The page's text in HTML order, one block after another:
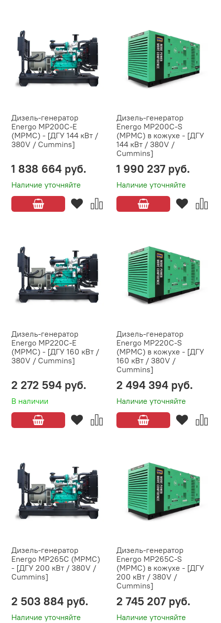
Дизель-генератор
Energo MP200C-E
(MPMC) - [ДГУ 144 кВт /
380V / Cummins]
Наличие уточняйте
1 838 664 руб.
Дизель-генератор
Energo MP200C-S
(MPMC) в кожухе - [ДГУ
144 кВт / 380V /
Cummins]
Наличие уточняйте
1 990 237 руб.
Дизель-генератор
Energo MP220C-E
(MPMC) - [ДГУ 160 кВт /
380V / Cummins]
В наличии
2 272 594 руб.
Дизель-генератор
Energo MP220C-S
(MPMC) в кожухе - [ДГУ
160 кВт / 380V /
Cummins]
Наличие уточняйте
2 494 394 руб.
Дизель-генератор
Energo MP265C (MPMC)
- [ДГУ 200 кВт / 380V /
Cummins]
Наличие уточняйте
2 503 884 руб.
Дизель-генератор
Energo MP265C-S
(MPMC) в кожухе - [ДГУ
200 кВт / 380V /
Cummins]
Наличие уточняйте
2 745 207 руб.